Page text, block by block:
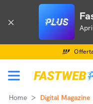
Home Digital Magazine